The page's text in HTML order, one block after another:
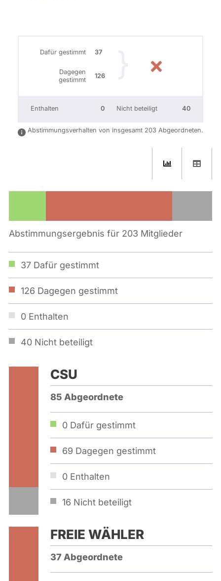
Dafür gestimmt 37
Dagegen
gestimmt
126
Enthalten 0 Nicht beteiligt 40
Abstimmungsverhalten von insgesamt 203 Abgeordneten.
Abstimmungsergebnis für 203 Mitglieder
37 Dafür gestimmt
126 Dagegen gestimmt
0 Enthalten
40 Nicht beteiligt
CSU
85 Abgeordnete
0 Dafür gestimmt
69 Dagegen gestimmt
0 Enthalten
16 Nicht beteiligt
FREIE WÄHLER
37 Abgeordnete